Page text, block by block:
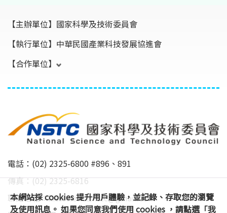
【主辦單位】 國家科學及技術委員會
【執行單位】 中華民國產業科技發展協進會
【合作單位】
電話：(02) 2325-6800 #896、891
傳真：(02) 2325-6816
聯絡信箱：kissscience.nstc@gmail.com
本網站採 cookies 提升用戶體驗，並記錄、存取您的瀏覽
及使用訊息。 如果您同意我們使用 cookies ，請點選「我